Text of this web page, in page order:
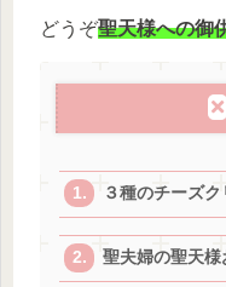
どうぞ聖天様への御
３種のチーズ
聖夫婦の聖天